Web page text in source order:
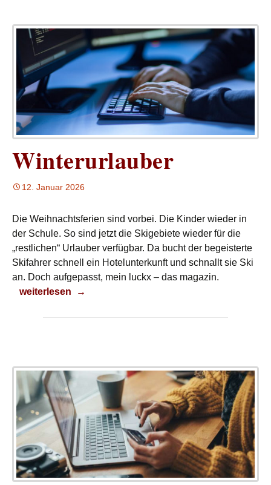
Winterurlauber
12. Januar 2026
Die Weihnachtsferien sind vorbei. Die Kinder wieder in
der Schule. So sind jetzt die Skigebiete wieder für die
„restlichen“ Urlauber verfügbar. Da bucht der begeisterte
Skifahrer schnell ein Hotelunterkunft und schnallt sie Ski
an. Doch aufgepasst, mein luckx – das magazin.
Winterurlauber
weiterlesen →